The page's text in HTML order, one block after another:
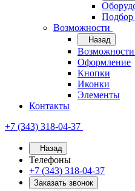
Подбор
Возможности
Назад
Возможности
Оформление
Кнопки
Иконки
Элементы
Контакты
+7 (343) 318-04-37
Назад
Телефоны
+7 (343) 318-04-37
Заказать звонок